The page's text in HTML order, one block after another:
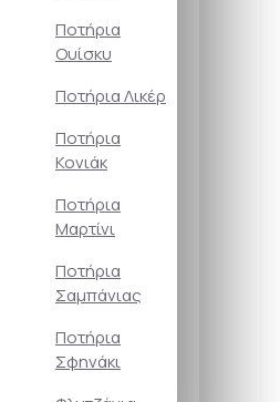
Ποτήρια
Ουίσκυ
Ποτήρια Λικέρ
Ποτήρια
Κονιάκ
Ποτήρια
Μαρτίνι
Ποτήρια
Σαμπάνιας
Ποτήρια
Σφηνάκι